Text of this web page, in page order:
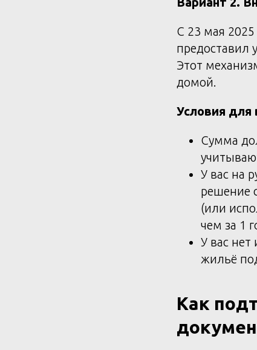
С 23 мая
предоставил
Этот
домой.
Условия для
Сумма
У вас на
решение
(или
чем за 1
У вас
жильё
Как